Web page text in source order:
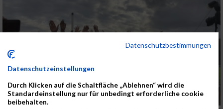
Datenschutzbestimmungen
Datenschutzeinstellungen
Durch Klicken auf die Schaltfläche „Ablehnen“ wird die
Standardeinstellung nur für unbedingt erforderliche cookie
beibehalten.